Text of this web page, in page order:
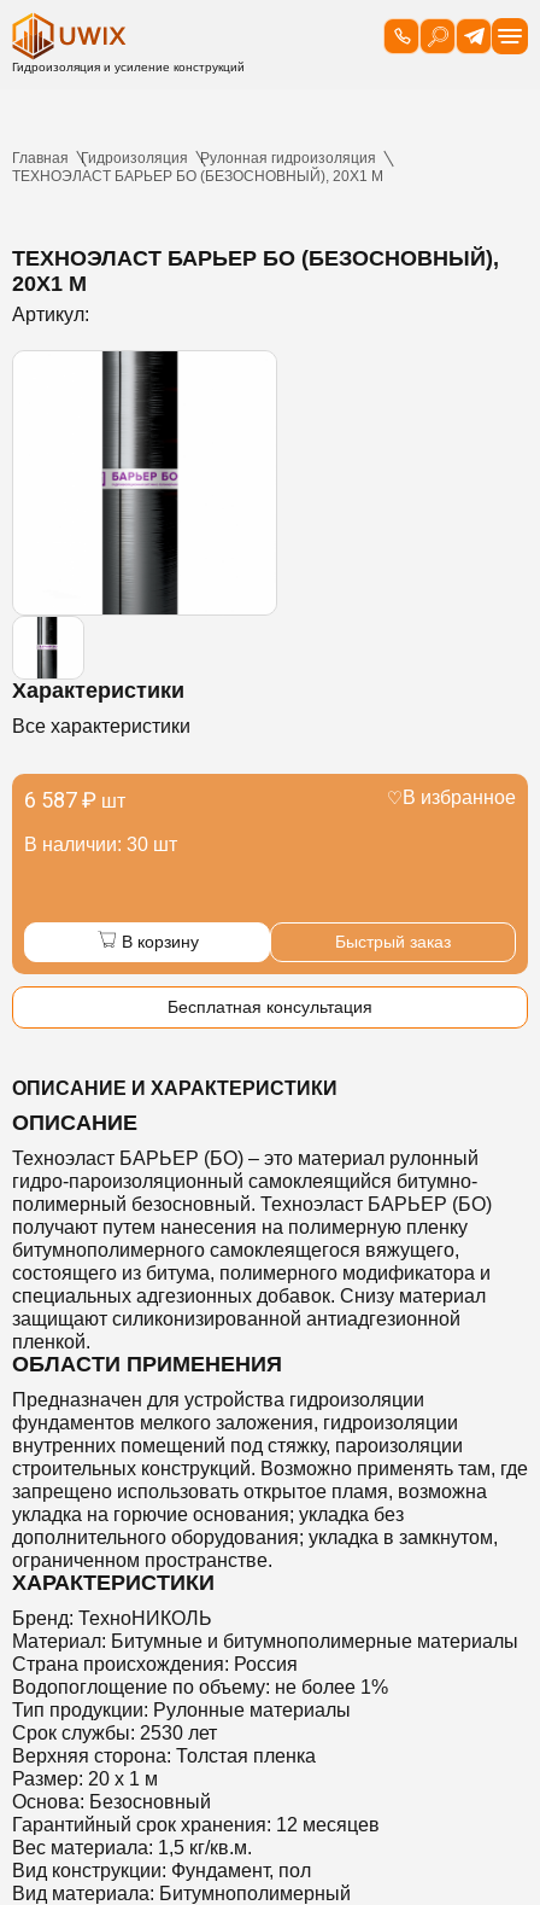
Главная Гидроизоляция
Рулонная гидроизоляция
ТЕХНОЭЛАСТ БАРЬЕР БО (БЕЗОСНОВНЫЙ), 20Х1 М
ТЕХНОЭЛАСТ БАРЬЕР БО (БЕЗОСНОВНЫЙ),
20Х1 М
Артикул:
Характеристики
Все характеристики
6 587 ₽ шт
В наличии: 30 шт
В избранное
В корзину Быстрый заказ
Бесплатная консультация
ОПИСАНИЕ И ХАРАКТЕРИСТИКИ
ОПИСАНИЕ
Техноэласт БАРЬЕР (БО) – это материал рулонный
гидро-пароизоляционный самоклеящийся битумно-
полимерный безосновный. Техноэласт БАРЬЕР (БО)
получают путем нанесения на полимерную пленку
битумнополимерного самоклеящегося вяжущего,
состоящего из битума, полимерного модификатора и
специальных адгезионных добавок. Снизу материал
защищают силиконизированной антиадгезионной
пленкой.
ОБЛАСТИ ПРИМЕНЕНИЯ
Предназначен для устройства гидроизоляции
фундаментов мелкого заложения, гидроизоляции
внутренних помещений под стяжку, пароизоляции
строительных конструкций. Возможно применять там, где
запрещено использовать открытое пламя, возможна
укладка на горючие основания; укладка без
дополнительного оборудования; укладка в замкнутом,
ограниченном пространстве.
ХАРАКТЕРИСТИКИ
Бренд: ТехноНИКОЛЬ
Материал: Битумные и битумнополимерные материалы
Страна происхождения: Россия
Водопоглощение по объему: не более 1%
Тип продукции: Рулонные материалы
Срок службы: 2530 лет
Верхняя сторона: Толстая пленка
Размер: 20 х 1 м
Основа: Безосновный
Гарантийный срок хранения: 12 месяцев
Вес материала: 1,5 кг/кв.м.
Вид конструкции: Фундамент, пол
Вид материала: Битумнополимерный